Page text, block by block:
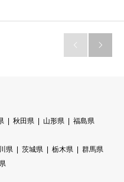
 
秋田県 山形県
福島県
県 茨城県 栃木県
群馬県